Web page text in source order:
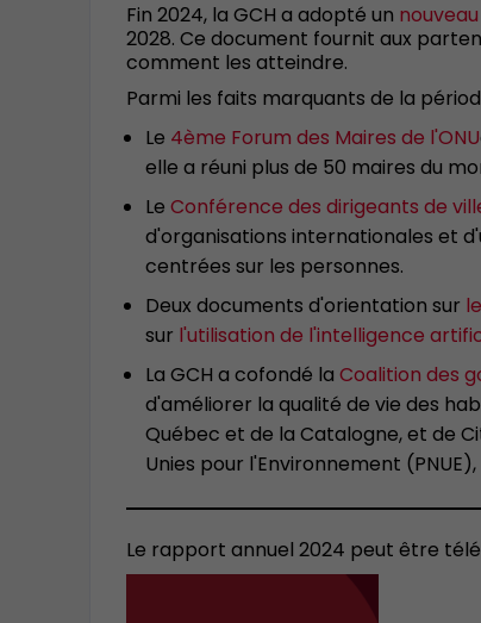
Fin 2024, la GCH a adopté un
2028. Ce document fournit aux
comment les atteindre.
Parmi les faits marquants de la
Le 4ème Forum des Maires de l'ONU
elle a réuni plus de 50 maires du
Le Conférence des dirigeants de
d'organisations internationales et
centrées sur les personnes.
Deux documents d'orientation sur
sur l'utilisation de l'intelligence
La GCH a cofondé la Coalition des
d'améliorer la qualité de vie des
Québec et de la Catalogne, et de
Unies pour l'Environnement
Le rapport annuel 2024 peut être